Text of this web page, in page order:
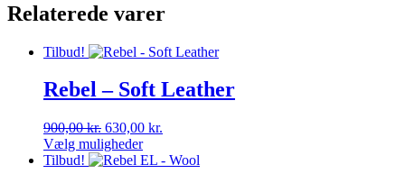
Relaterede varer
Tilbud!
Rebel – Soft Leather
900,00kr. Den
oprindelige
pris
630,00 kr.
pris
Vælg muligheder
Dette
Tilbud!